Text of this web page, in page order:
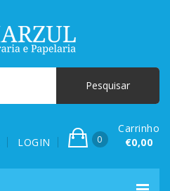
LOGIN 0
Carrinho
€0,00